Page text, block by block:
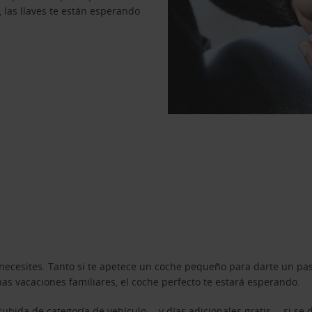
llaves te están esperando
Tanto si te apetece un coche pequeño para darte un
vacaciones familiares, el coche perfecto te estará esperando.